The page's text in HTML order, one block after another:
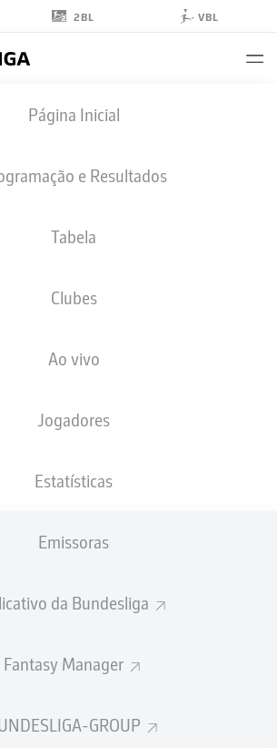
2BL VBL
Página Inicial
e Resultados
Tabela
Clubes
Ao vivo
Jogadores
Estatísticas
Emissoras
da Bundesliga
Fantasy Manager
GROUPDA